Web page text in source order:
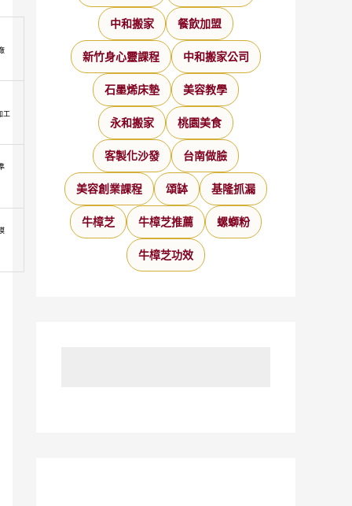
工
中和搬家 餐飲加盟
新竹身心靈課程 中和搬家公司
石墨烯床墊 美容教學
永和搬家 桃園美食
客製化沙發 台南做臉
美容創業課程 頌缽 基隆抓漏
牛樟芝 牛樟芝推薦 螺螄粉
牛樟芝功效